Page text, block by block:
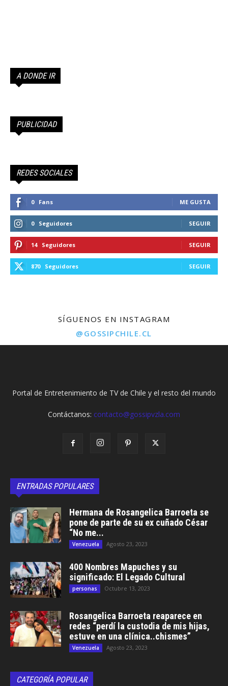
A DONDE IR
PUBLICIDAD
REDES SOCIALES
0 Fans ME GUSTA
0 Seguidores SEGUIR
14 Seguidores SEGUIR
870 Seguidores SEGUIR
SÍGUENOS EN INSTAGRAM
@GOSSIPCHILE.CL
Portal de Entretenimiento de TV de Chile y el resto del mundo
Contáctanos: contacto@gossipvzla.com
ENTRADAS POPULARES
Hermana de Rosangelica Barroeta se
pone de parte de su ex cuñado César
“No me...
Venezuela Agosto 23, 2023
400 Nombres Mapuches y su
significado: El Legado Cultural
personas Octubre 13, 2023
Rosangelica Barroeta reaparece en
redes “perdí la custodia de mis hijas,
estuve en una clínica..chismes”
Venezuela Agosto 23, 2023
CATEGORÍA POPULAR